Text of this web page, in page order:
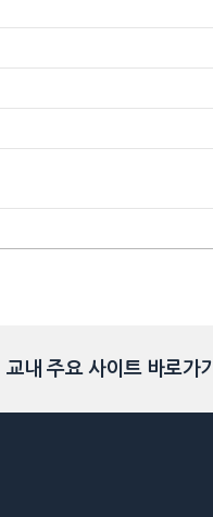
교내 주요 사이트 바로가기